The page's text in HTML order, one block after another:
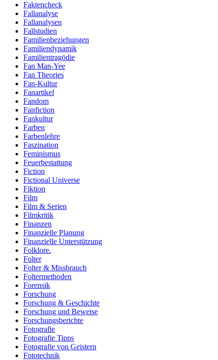
Faktencheck
Fallanalyse
Fallanalysen
Fallstudien
Familienbeziehungen
Familiendynamik
Familientragödie
Fan Man-Yee
Fan Theories
Fan-Kultur
Fanartikel
Fandom
Fanfiction
Fankultur
Farben
Farbenlehre
Faszination
Feminismus
Feuerbestattung
Fiction
Fictional Universe
Fiktion
Film
Film & Serien
Filmkritik
Finanzen
Finanzielle Planung
Finanzielle Unterstützung
Folklore.
Folter
Folter & Missbrauch
Foltermethoden
Forensik
Forschung
Forschung & Geschichte
Forschung und Beweise
Forschungsberichte
Fotografie
Fotografie Tipps
Fotografie von Geistern
Fototechnik